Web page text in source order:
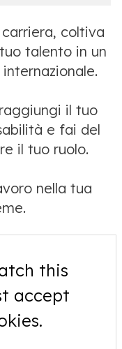
coltiva
talento in un
il tuo
e fai del
il tuo ruolo.
nella tua
this
accept